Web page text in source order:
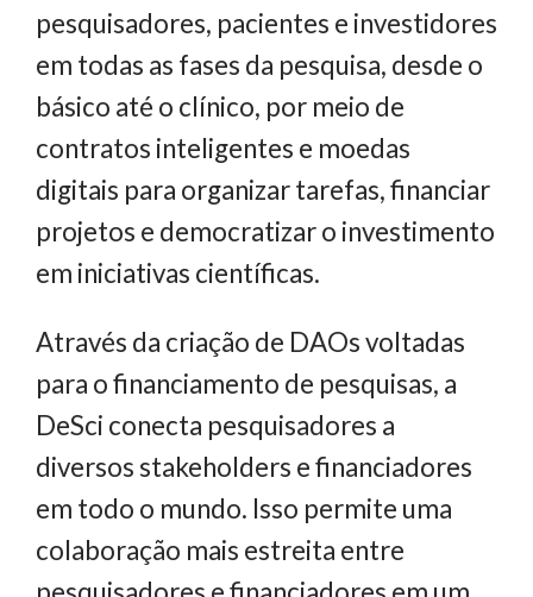
pesquisadores, pacientes e investidores
em todas as fases da pesquisa, desde o
básico até o clínico, por meio de
contratos inteligentes e moedas
digitais para organizar tarefas, financiar
projetos e democratizar o investimento
em iniciativas científicas.
Através da criação de DAOs voltadas
para o financiamento de pesquisas, a
DeSci conecta pesquisadores a
diversos stakeholders e financiadores
em todo o mundo. Isso permite uma
colaboração mais estreita entre